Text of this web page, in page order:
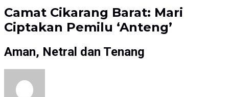
Camat Cikarang Barat: Mari
Ciptakan Pemilu ‘Anteng’
Aman, Netral dan Tenang